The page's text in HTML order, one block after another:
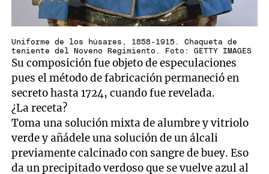
Uniforme de los húsares, 1858-1915. Chaqueta de
teniente del Noveno Regimiento. Foto: GETTY IMAGES
Su composición fue objeto de especulaciones
pues el método de fabricación permaneció en
secreto hasta 1724, cuando fue revelada.
¿La receta?
Toma una solución mixta de alumbre y vitriolo
verde y añádele una solución de un álcali
previamente calcinado con sangre de buey. Eso
da un precipitado verdoso que se vuelve azul al